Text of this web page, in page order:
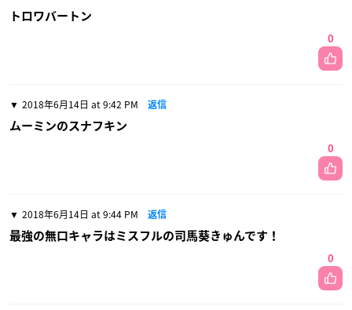
トロワバートン
0
2018年6月14日 at 9:42 PM 返信
ムーミンのスナフキン
0
2018年6月14日 at 9:44 PM 返信
最強の無口キャラはミスフルの司馬葵きゅんです！
0